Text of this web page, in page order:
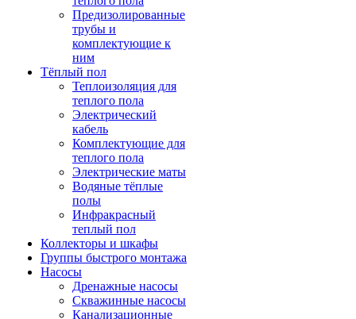
Предизолированные
трубы и
комплектующие к
ним
Тёплый пол
Теплоизоляция для
теплого пола
Электрический
кабель
Комплектующие для
теплого пола
Электрические маты
Водяные тёплые
полы
Инфракрасный
теплый пол
Коллекторы и шкафы
Группы быстрого монтажа
Насосы
Дренажные насосы
Скважинные насосы
Канализационные